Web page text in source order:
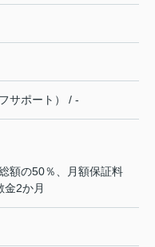
サポート） / -
額の50％、月額保証料
金2か月